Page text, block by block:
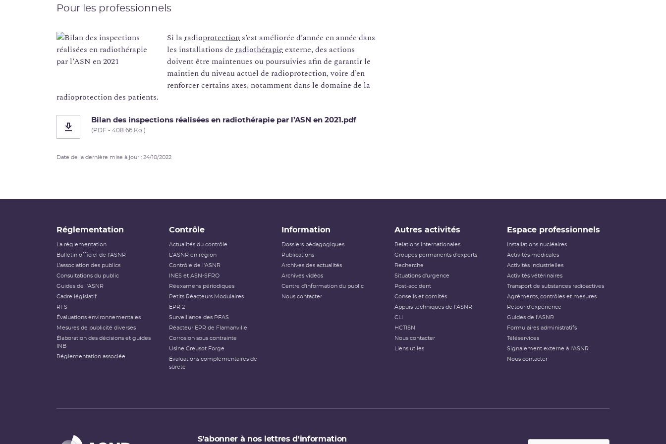
Pour les professionnels
Si laradioprotection s’est améliorée d’année en année dans
les installations deradiothérapieexterne, des actions
doivent être maintenues ou poursuivies afin de garantir le
maintien du niveau actuel de radioprotection, voire d’en
renforcer certains axes, notamment dans le domaine de la
radioprotection des patients.
Bilan des inspections réalisées en radiothérapie par l’ASN en 2021.pdf
(PDF - 408.66 Ko )
Date de la dernière mise à jour : 24/10/2022
Réglementation
La réglementation
Bulletin officiel de l'ASNR
L’association des publics
Consultations du public
Guides de l'ASNR
Cadre législatif
RFS
Évaluations environnementales
Mesures de publicité diverses
Élaboration des décisions et guides
INB
Réglementation associée
Contrôle
Actualités du contrôle
L'ASNR en région
Contrôle de l'ASNR
INES et ASN-SFRO
Réexamens périodiques
Petits Réacteurs Modulaires
EPR 2
Surveillance des PFAS
Réacteur EPR de Flamanville
Corrosion sous contrainte
Usine Creusot Forge
Évaluations complémentaires de
sûreté
Information
Dossiers pédagogiques
Publications
Archives des actualités
Archives vidéos
Centre d'information du public
Nous contacter
Autres activités
Relations internationales
Groupes permanents d'experts
Recherche
Situations d'urgence
Post-accident
Conseils et comités
Appuis techniques de l'ASNR
CLI
HCTISN
Nous contacter
Liens utiles
Espace professionnels
Installations nucléaires
Activités médicales
Activités industrielles
Activités vétérinaires
Transport de substances radioactives
Agréments, contrôles et mesures
Retour d'expérience
Guides de l'ASNR
Formulaires administratifs
Téléservices
Signalement externe à l'ASNR
Nous contacter
S'abonner à nos lettres d'information